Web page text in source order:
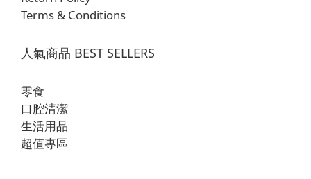
Terms & Conditions
人氣商品 BEST SELLERS
零食
口腔清潔
生活用品
超值專區